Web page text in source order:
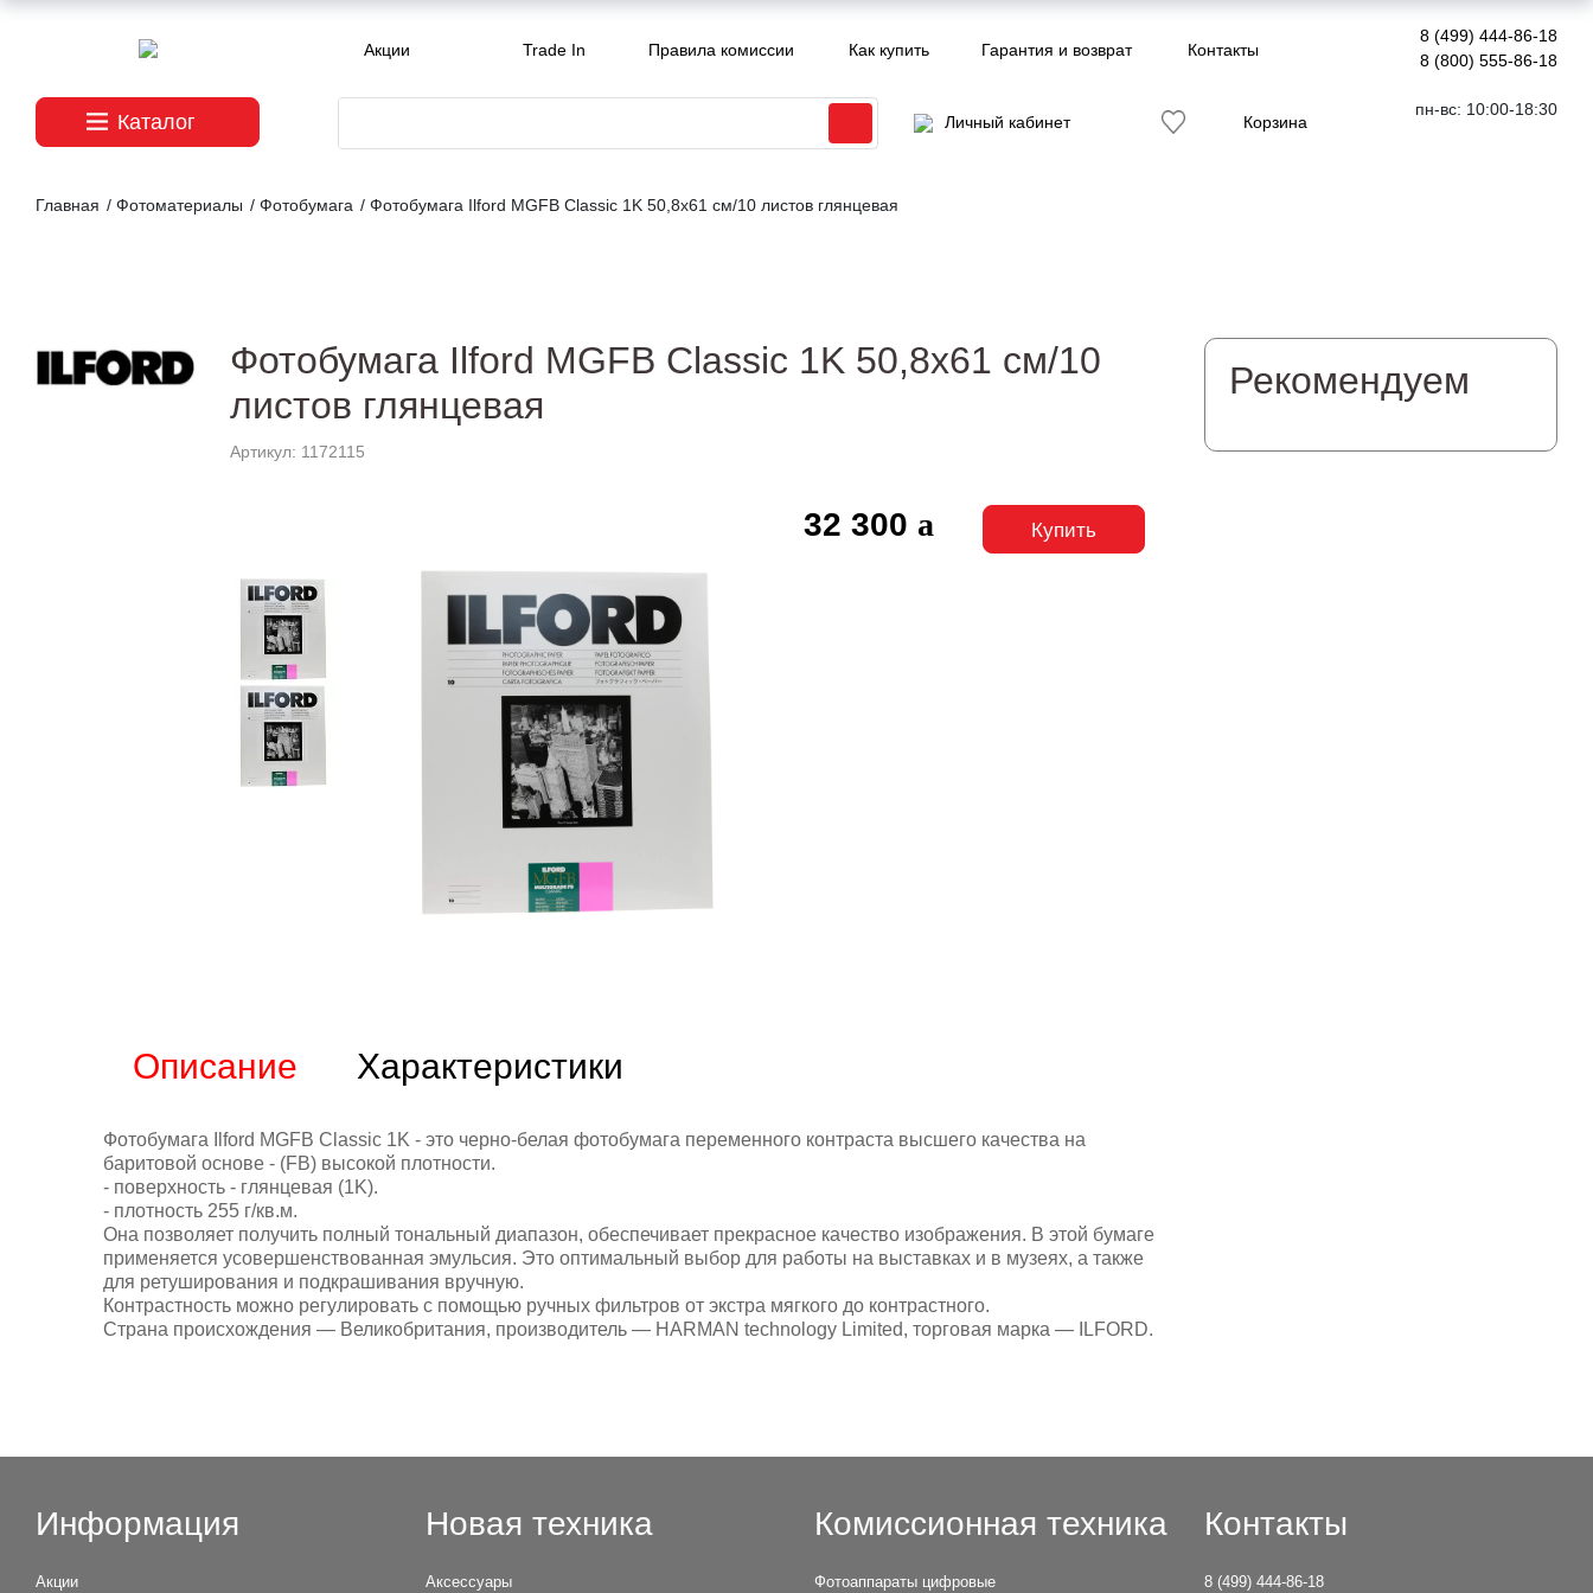
Акции Trade In Правила комиссии Как купить Гарантия и возврат Контакты
8 (499) 444-86-18
8 (800) 555-86-18
Каталог Личный кабинет Корзина
пн-вс: 10:00-18:30
Главная / Фотоматериалы / Фотобумага / Фотобумага Ilford MGFB Classic 1K 50,8x61 см/10 листов глянцевая
Фотобумага Ilford MGFB Classic 1K 50,8x61 см/10
листов глянцевая
Артикул: 1172115
32 300 Купить
Описание Характеристики
Фотобумага Ilford MGFB Classic 1K - это черно-белая фотобумага переменного контраста высшего качества на
баритовой основе - (FB) высокой плотности.
- поверхность - глянцевая (1K).
- плотность 255 г/кв.м.
Она позволяет получить полный тональный диапазон, обеспечивает прекрасное качество изображения. В этой бумаге
применяется усовершенствованная эмульсия. Это оптимальный выбор для работы на выставках и в музеях, а также
для ретуширования и подкрашивания вручную.
Контрастность можно регулировать с помощью ручных фильтров от экстра мягкого до контрастного.
Страна происхождения — Великобритания, производитель — HARMAN technology Limited, торговая марка — ILFORD.
Рекомендуем
Информация
Акции
Новая техника
Аксессуары
Комиссионная техника
Фотоаппараты цифровые
Контакты
8 (499) 444-86-18